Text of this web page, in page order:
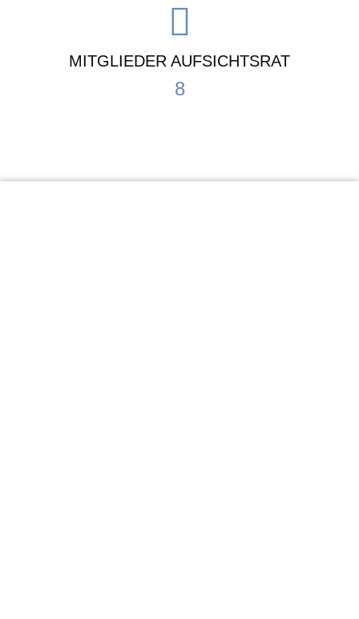
MITGLIEDER AUFSICHTSRAT
8